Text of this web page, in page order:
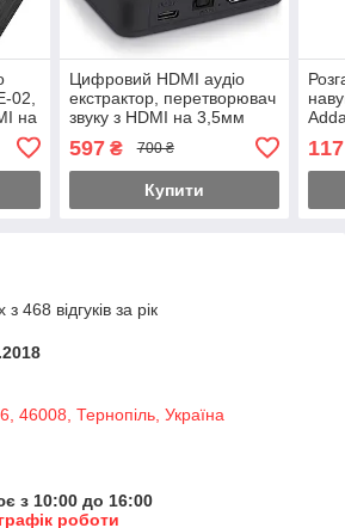
02,
на
та
Цифровий HDMI аудіо
екстрактор, перетворювач
звуку з HDMI на 3,5мм
систему Addap HAE-01, 4K
597₴ 700 ₴
Купити
117
468 відгуків за рік
46008, Тернопіль, Україна
з 10:00 до 16:00
роботи